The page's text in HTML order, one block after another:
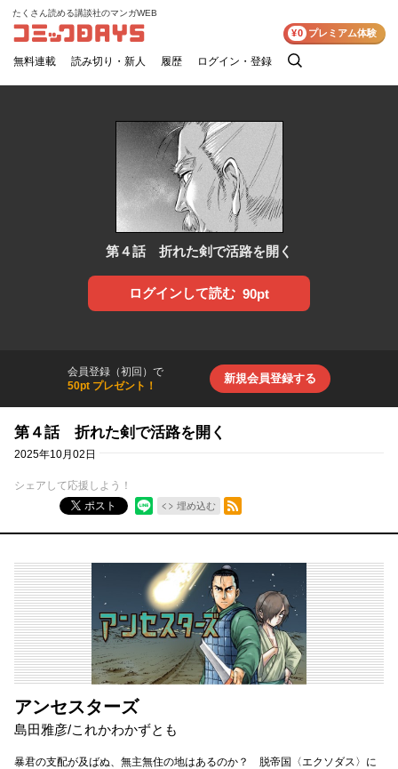
コミックDAYS
たくさん読める講談社のマンガWEB
無料連載 読み切り・新人 履歴 ログイン・登録
検
¥0 プレミアム体験
第４話 折れた剣で活路を開く
ログインして読む 90pt
会員登録（初回）で
50pt プレゼント！
新規会員登録する
第４話 折れた剣で活路を開く
2025年10月02日
シェアして応援しよう！
ポスト
埋め込む
RSSフィード
アンセスターズ
島田雅彦/これかわかずとも
暴君の支配が及ばぬ、無主無住の地はあるのか？ 脱帝国〈エクソダス〉に